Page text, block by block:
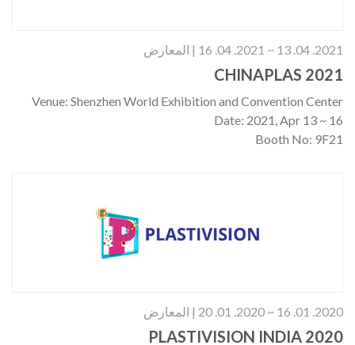
2021. 04. 13 ~ 2021. 04. 16 | المعارض
CHINAPLAS 2021
Venue: Shenzhen World Exhibition and Convention Center
Date: 2021, Apr 13 ~ 16
Booth No: 9F21
2020. 01. 16 ~ 2020. 01. 20 | المعارض
PLASTIVISION INDIA 2020